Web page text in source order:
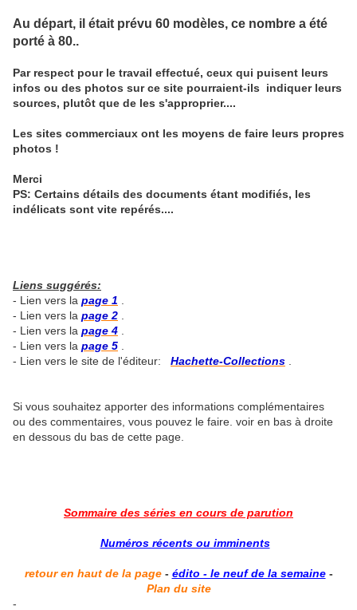
Au départ, il était prévu 60 modèles, ce nombre a été
porté à 80..
Par respect pour le travail effectué, ceux qui puisent leurs
infos ou des photos sur ce site pourraient-ils indiquer leurs
sources, plutôt que de les s'approprier....
Les sites commerciaux ont les moyens de faire leurs propres
photos !
Merci
PS: Certains détails des documents étant modifiés, les
indélicats sont vite repérés....
Liens suggérés:
- Lien vers la page 1
- Lien vers la page 2
- Lien vers la page 4
- Lien vers la page 5
- Lien vers le site de l'éditeur:
Hachette-Collections
Si vous souhaitez apporter des informations complémentaires
ou des commentaires, vous pouvez le faire. voir en bas à droite
en dessous du bas de cette page.
Sommaire des séries en cours de parution
Numéros récents ou imminents
retour en haut de la page- édito - le neuf de la semaine-
Plan du site
-